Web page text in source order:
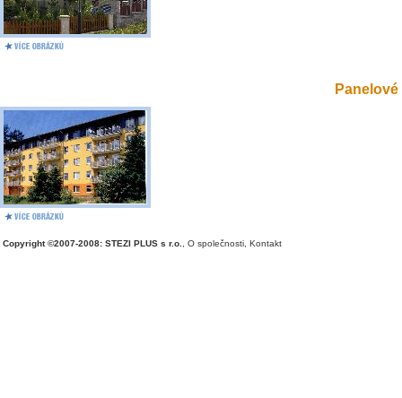
Panelové
Copyright ©2007-2008: STEZI PLUS s r.o. O společnosti Kontakt